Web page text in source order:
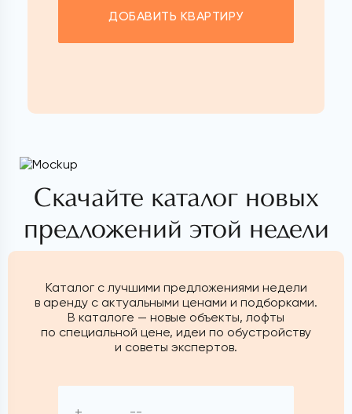
ДОБАВИТЬ КВАРТИРУ
Скачайте каталог новых
предложений этой недели
Каталог с лучшими предложениями недели
в аренду с актуальными ценами и подборками.
В каталоге — новые объекты, лофты
по специальной цене, идеи по обустройству
и советы экспертов.